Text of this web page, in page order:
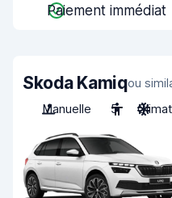
Paiement immédiat
Skoda Kamiqou
Manuelle
5